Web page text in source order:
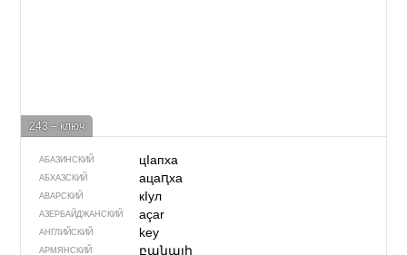
243 – ключ
АБАЗИНСКИЙ цIапха
АБХАЗСКИЙ ацаԥха
АВАРСКИЙ кIул
АЗЕРБАЙДЖАН­СКИЙ açar
АНГЛИЙСКИЙ key
АРМЯНСКИЙ բանալի